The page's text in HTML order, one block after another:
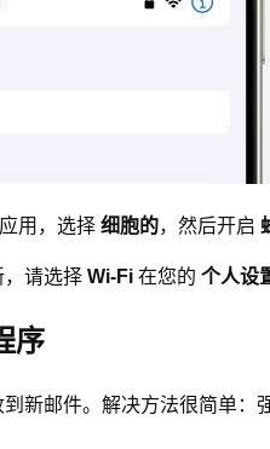
应用，选择 细胞的，然后开启
请选择 Wi-Fi 在您的 个人设
序
新邮件。解决方法很简单